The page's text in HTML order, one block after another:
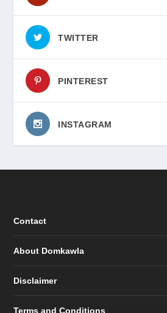
TWITTER
PINTEREST
INSTAGRAM
Contact
About Domkawla
Disclaimer
Terms and Conditions